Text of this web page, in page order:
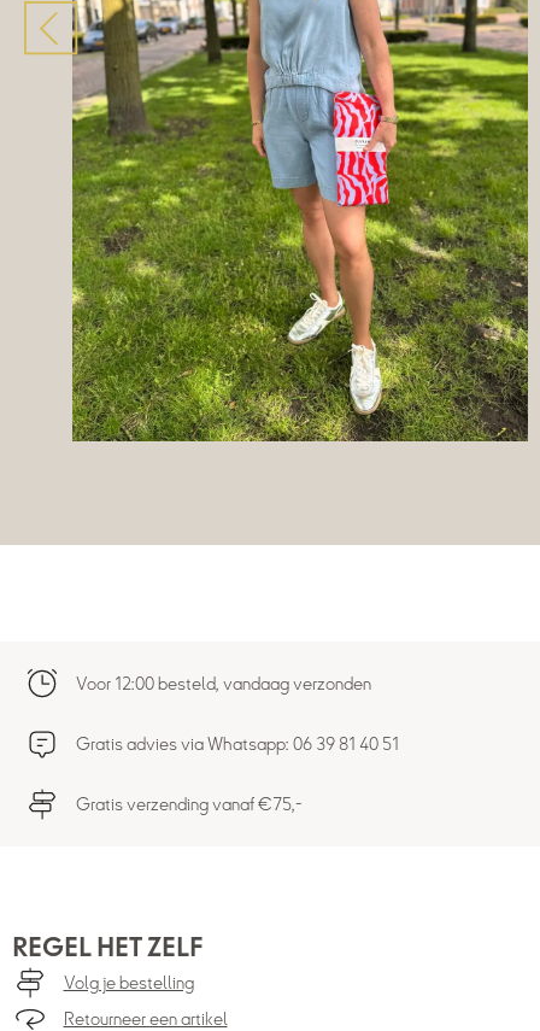
Volgende
Voor 12:00 besteld, vandaag verzonden
Gratis advies via Whatsapp: 06 39 81 40 51
Gratis verzending vanaf €75,-
REGEL HET ZELF
Volg je bestelling
Retourneer een artikel